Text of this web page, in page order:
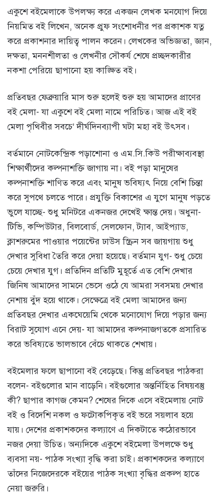
একুশে বইমেলাকে উপলক্ষ্য করে একজন লেখক মনযোগ দিয়ে
নিয়মিত বই লিখেন, অনেক প্রুফ সংশোধনীর পর প্রকাশক যত্ন
করে প্রকাশনার দায়িত্ব পালন করেন। লেখকের অভিজ্ঞতা, জ্ঞান,
দক্ষতা, মননশীলতা ও লেখনীর সৌকর্য শেষে প্রচ্ছদকারীর
নকশা পেরিয়ে ছাপানো হয় কাঙ্ক্ষিত বই।
প্রতিবছর ফেব্রুয়ারি মাস শুরু হলেই শুরু হয় আমাদের প্রাণের
বই মেলা- যা একুশে বই মেলা নামে পরিচিত। আজ এই বই
মেলা পৃথিবীর সবচে’ দীর্ঘদিনব্যাপী ঘটা মহা বই উৎসব।
বর্তমানে নোটকেন্দ্রিক পড়াশোনা ও এম.সি.কিউ পরীক্ষাব্যবস্থা
শিক্ষার্থীদের কল্পনাশক্তি জাগায় না। বই পড়া মানুষের
কল্পনাশক্তি শাণিত করে এবং মানুষ ভবিষ্যৎ নিয়ে বেশি চিন্তা
করে সুপথে চলতে পারে। প্রযুক্তি বিকাশের এ যুগে মানুষ পড়তে
ভুলে যাচ্ছে- শুধু মনিটরে একনজর দেখেই ক্ষান্ত দেয়। অধুনা-
টিভি, কম্পিউটার, বিলবোর্ড, সেলফোন, ট্যাব, আইপ্যাড,
ক্লাশরুমের পাওয়ার পয়েন্টের ঢাউস স্ক্রিন সব জায়গায় শুধু
দেখার সুবিধা তৈরি করে দেয়া হয়েছে। বর্তমান যুগ- শুধু চেয়ে
চেয়ে দেখার যুগ। প্রতিদিন প্রতিটি মুহূর্তে এত বেশি দেখার
জিনিষ আমাদের সামনে ভেসে ওঠে যে আমরা সবসময় দেখার
নেশায় বুঁদ হয়ে থাকে। সেক্ষেত্রে বই মেলা আমাদের জন্য
প্রতিবছর দেখার একঘেয়েমি থেকে মনোযোগ দিয়ে পড়ার জন্য
বিরাট সুযোগ এনে দেয়- যা আমাদের কল্পনাজগতকে প্রসারিত
করে ভবিষ্যতে ভালভাবে বেঁচে থাকতে শেখায়।
বইমেলার ফলে ছাপানো বই বেড়েছে। কিন্তু প্রতিবছর পাঠকরা
বলেন- বইগুলোর মান বাড়েনি। বইগুলোর অন্তর্নিহিত বিষয়বস্তু
কী? ছাপার কাগজ কেমন? শেষের দিকে এসে বইমেলায় নোট
বই ও বিদেশি নকল ও ফটোকপিকৃত বই ভরে সয়লাব হয়ে
যায়। দেশের প্রকাশকদের কল্যাণে এ দিকটাতে কঠোরভাবে
নজর দেয়া উচিত। অন্যদিকে একুশে বইমেলা উপলক্ষে শুধু
ব্যবসা নয়- পাঠক সংখ্যা বৃদ্ধি করা চাই। প্রকাশকদের কল্যাণে
তাঁদের নিজেদেরকে বইয়ের পাঠক সংখ্যা বৃদ্ধির প্রকল্প হাতে
নেয়া জরুরি।